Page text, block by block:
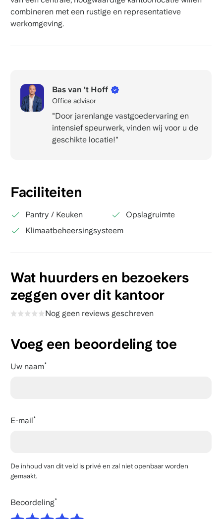
combineren met een rustige en representatieve
werkomgeving.
Bas van 't Hoff
Office advisor
"Door jarenlange vastgoedervaring en
intensief speurwerk, vinden wij voor u de
geschikte locatie!"
Faciliteiten
Pantry / Keuken
Opslagruimte
Klimaatbeheersingsysteem
Wat huurders en bezoekers
zeggen over dit kantoor
Nog geen reviews geschreven
Voeg een beoordeling toe
Uw naam
E-mail
De inhoud van dit veld is privé en zal niet openbaar worden
gemaakt.
Beoordeling